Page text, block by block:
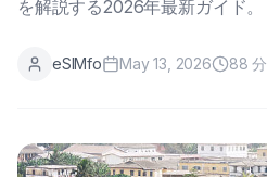
を解説する2026年最新ガイド。
eSIMfo May 13, 2026 88 分